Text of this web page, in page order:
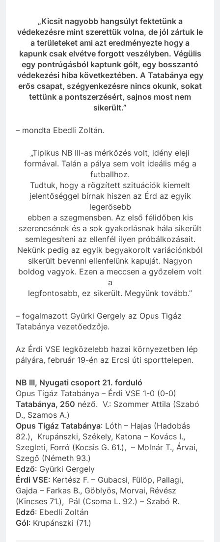
„Kicsit nagyobb hangsúlyt fektetünk a
védekezésre mint szerettük volna, de jól zártuk le
a területeket ami azt eredményezte hogy a
kapunk csak elvétve forgott veszélyben. Végülis
egy pontrúgásból kaptunk gólt, egy bosszantó
védekezési hiba következtében. A Tatabánya egy
erős csapat, szégyenkezésre nincs okunk, sokat
tettünk a pontszerzésért, sajnos most nem
sikerült.”
– mondta Ebedli Zoltán.
„Tipikus NB III-as mérkőzés volt, idény eleji
formával. Talán a pálya sem volt ideális még a
futballhoz.
Tudtuk, hogy a rögzített szituációk kiemelt
jelentőséggel bírnak hiszen az Érd az egyik
legerősebb
ebben a szegmensben. Az első félidőben kis
szerencsének és a sok gyakorlásnak hála sikerült
semlegesíteni az ellenfél ilyen próbálkozásait.
Nekünk pedig az egyik begyakorolt variációnkból
sikerült bevenni ellenfelünk kapuját. Nagyon
boldog vagyok. Ezen a meccsen a győzelem volt
a
legfontosabb, ez sikerült. Megyünk tovább.”
– fogalmazott Gyürki Gergely az Opus Tigáz
Tatabánya vezetőedzője.
Az Érdi VSE legközelebb hazai környezetben lép
pályára, február 19-én az Ercsi úti sporttelepen.
NB III, Nyugati csoport 21. forduló
Opus Tigáz Tatabánya – Érdi VSE 1-0 (0-0)
Tatabánya, 250 néző. V.: Szommer Attila (Szabó
D., Szamos A.)
Opus Tigáz Tatabánya: Lóth – Hajas (Hadobás
82.), Krupánszki, Székely, Katona – Kovács I.,
Szegleti, Forró (Kocsis G. 61.), – Molnár T., Árvai,
Szegő (Németh 93.)
Edző: Gyürki Gergely
Érdi VSE: Kertész F. – Gubacsi, Fülöp, Pallagi,
Gajda – Farkas B., Göblyös, Morvai, Révész
(Kincses 71.), Pál (Csoma L. 92.) – Szabó R.
Edző: Ebedli Zoltán
Gól: Krupánszki (71.)